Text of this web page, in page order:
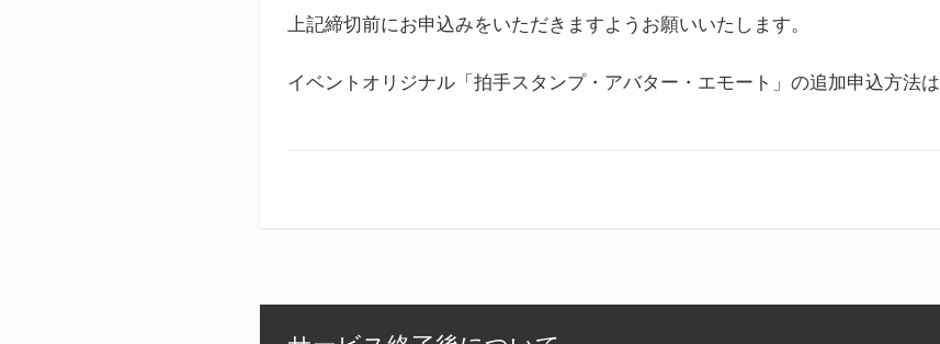
上記締切前にお申込みをいただきますようお願いいたします。
イベントオリジナル「拍手スタンプ・アバター・エモート」の追加申込方法は